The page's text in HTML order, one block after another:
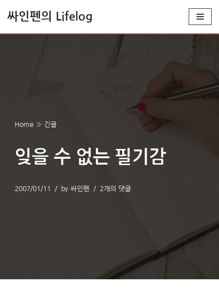
싸인펜의 Lifelog
Home » 긴글
잊을 수 없는 필기감
2007/01/11 by 싸인펜 2개의 댓글